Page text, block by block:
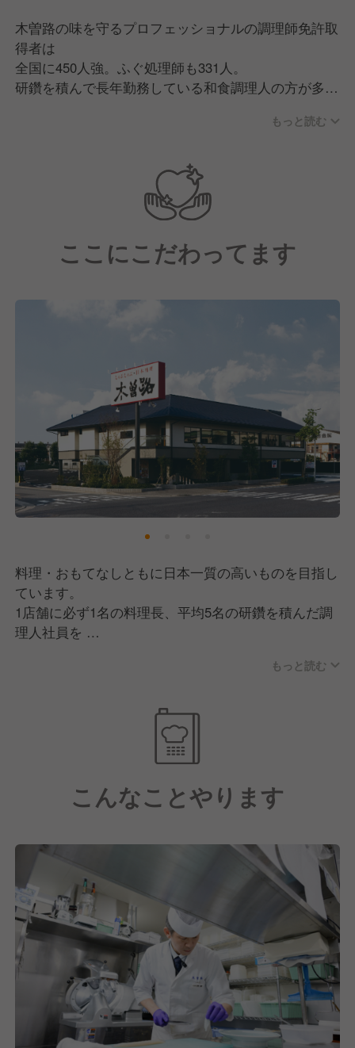
木曽路の味を守るプロフェッショナルの調理師免許取
得者は
全国に450人強。ふぐ処理師も331人。
研鑽を積んで長年勤務している和食調理人の方が多
基本的な調理技術から丁寧に指導してくれます。
調理場社員の教育・フォロー体制も万全です！
もっと読む
ここにこだわってます
料理・おもてなしともに日本一質の高いものを目指し
ています。
1店舗に必ず1名の料理長、平均5名の研鑽を積んだ調
理人社員を
お料理でお迎えしております。
もっと読む
こんなことやります